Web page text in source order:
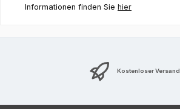
Informationen finden Sie hier
Kostenloser